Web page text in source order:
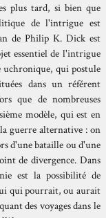
plus tard, si bien que
de l'intrigue est
de Philip K. Dick est
essentiel de l'intrigue
uchronique, qui postule
dans un référent
que de nombreuses
modèle, qui est en
guerre alternative : on
d'une bataille ou d'une
de divergence. Dans
est la possibilité de
qui pourrait, ou aurait
des voyages dans le